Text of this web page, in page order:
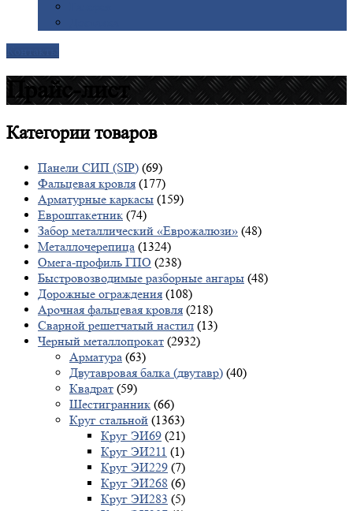
Прайс-лист
Категориитоваров
Панели СИП (SIP) (69)
Фальцевая кровля (177)
Арматурные каркасы (159)
Евроштакетник (74)
Забор металлический «Еврожалюзи» (48)
Металлочерепица (1324)
Омега-профиль ГПО (238)
Быстровозводимые разборные ангары (48)
Дорожные ограждения (108)
Арочная фальцевая кровля (218)
Сварной решетчатый настил (13)
Черный металлопрокат (2932)
Арматура (63)
Двутавровая балка (двутавр) (40)
Квадрат (59)
Шестигранник (66)
Круг стальной (1363)
Круг ЭИ69 (21)
Круг ЭИ211 (1)
Круг ЭИ229 (7)
Круг ЭИ268 (6)
Круг ЭИ283 (5)